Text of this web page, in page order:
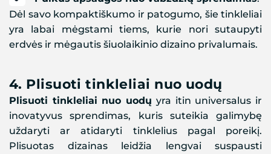
Dėl savo kompaktiškumo ir patogumo, šie tinkleliai
yra labai mėgstami tiems, kurie nori sutaupyti
erdvės ir mėgautis šiuolaikinio dizaino privalumais.
4. Plisuoti tinkleliai nuo uodų
Plisuoti tinkleliai nuo uodų yra itin universalus ir
inovatyvus sprendimas, kuris suteikia galimybę
uždaryti ar atidaryti tinklelius pagal poreikį.
Plisuotas dizainas leidžia lengvai suspausti